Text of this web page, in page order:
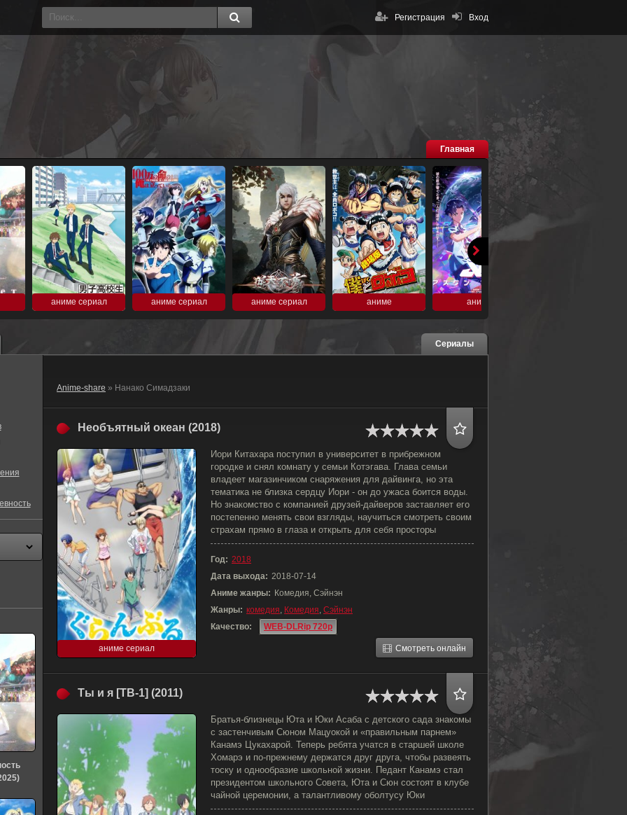
Вход
Регистрация
Главная
аниме сериал аниме сериал аниме сериал аниме аниме
Сериалы
Anime-share » Нанако Симадзаки
Необъятный океан (2018)
аниме сериал
Иори Китахара поступил в университет в прибрежном
городке и снял комнату у семьи Котэгава. Глава семьи
владеет магазинчиком снаряжения для дайвинга, но эта
тематика не близка сердцу Иори - он до ужаса боится воды.
Но знакомство с компанией друзей-дайверов заставляет его
постепенно менять свои взгляды, научиться смотреть своим
страхам прямо в глаза и открыть для себя просторы
Год: 2018
Дата выхода: 2018-07-14
Аниме жанры: Комедия, Сэйнэн
Жанры: комедия, Комедия, Сэйнэн
Качество:
WEB-DLRip 720p
Смотреть онлайн
Ты и я [ТВ-1] (2011)
Братья-близнецы Юта и Юки Асаба с детского сада знакомы
с застенчивым Сюном Мацуокой и «правильным парнем»
Канамэ Цукахарой. Теперь ребята учатся в старшей школе
Хомарэ и по-прежнему держатся друг друга, чтобы развеять
тоску и однообразие школьной жизни. Педант Канамэ стал
президентом школьного Совета, Юта и Сюн состоят в клубе
чайной церемонии, а талантливому оболтусу Юки